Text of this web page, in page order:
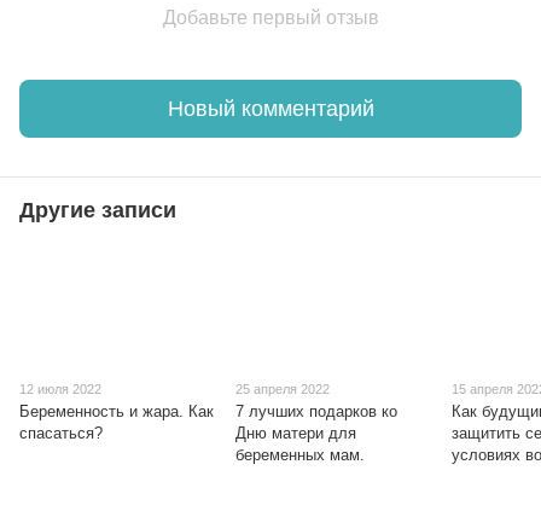
Добавьте первый отзыв
Новый комментарий
Другие записи
12 июля 2022
Беременность и жара. Как
спасаться?
25 апреля 2022
7 лучших подарков ко
Дню матери для
беременных мам.
15 апреля
Как
защитить
условиях